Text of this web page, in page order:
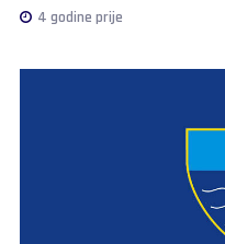
4 godine prije